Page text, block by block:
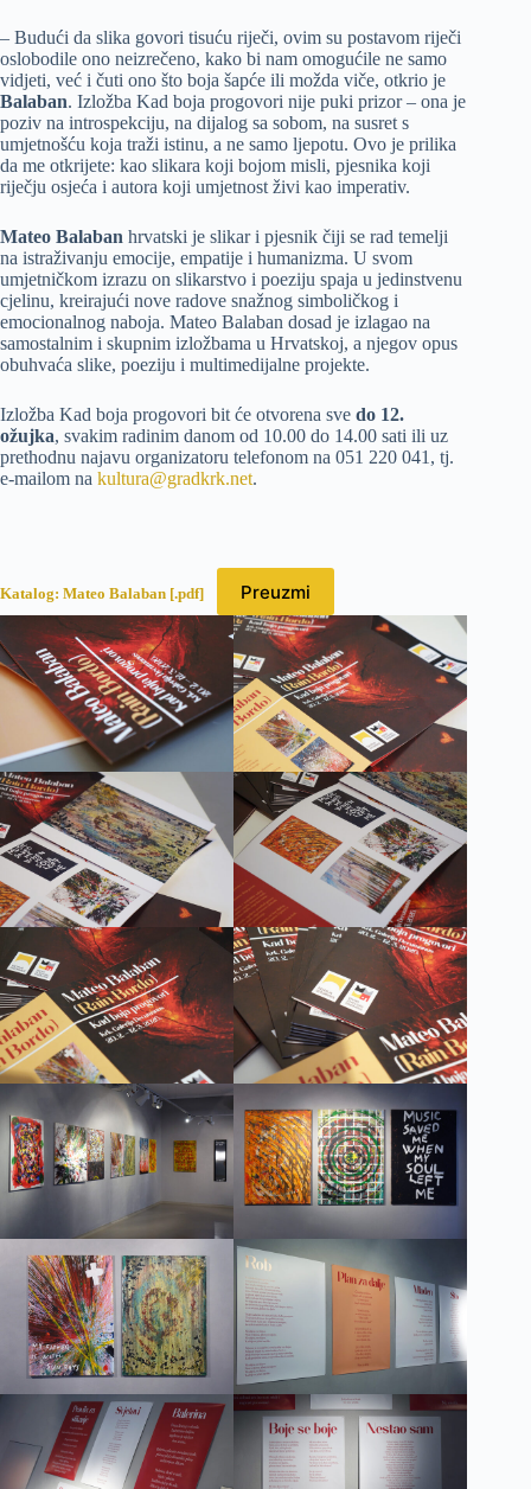
– Budući da slika govori tisuću riječi, ovim su postavom riječi
oslobodile ono neizrečeno, kako bi nam omogućile ne samo
vidjeti, već i čuti ono što boja šapće ili možda viče, otkrio je
Balaban. Izložba Kad boja progovori nije puki prizor – ona je
poziv na introspekciju, na dijalog sa sobom, na susret s
umjetnošću koja traži istinu, a ne samo ljepotu. Ovo je prilika
da me otkrijete: kao slikara koji bojom misli, pjesnika koji
riječju osjeća i autora koji umjetnost živi kao imperativ.
Mateo Balaban hrvatski je slikar i pjesnik čiji se rad temelji
na istraživanju emocije, empatije i humanizma. U svom
umjetničkom izrazu on slikarstvo i poeziju spaja u jedinstvenu
cjelinu, kreirajući nove radove snažnog simboličkog i
emocionalnog naboja. Mateo Balaban dosad je izlagao na
samostalnim i skupnim izložbama u Hrvatskoj, a njegov opus
obuhvaća slike, poeziju i multimedijalne projekte.
Izložba Kad boja progovori bit će otvorena sve do 12.
ožujka, svakim radinim danom od 10.00 do 14.00 sati ili uz
prethodnu najavu organizatoru telefonom na 051 220 041, tj.
e-mailom na kultura@gradkrk.net.
Katalog: Mateo Balaban [.pdf] Preuzmi